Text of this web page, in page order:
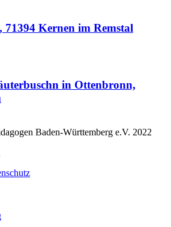
71394 Kernen im Remstal
in Ottenbronn,
Baden-Württemberg e.V. 2022